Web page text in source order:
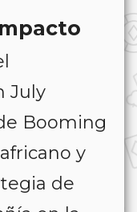
July
Booming
y
de